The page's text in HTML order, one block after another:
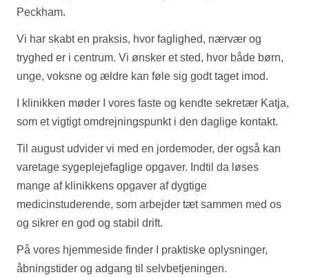
Peckham.
Vi har skabt en praksis, hvor faglighed, nærvær og
tryghed er i centrum. Vi ønsker et sted, hvor både børn,
unge, voksne og ældre kan føle sig godt taget imod.
I klinikken møder I vores faste og kendte sekretær Katja,
som et vigtigt omdrejningspunkt i den daglige kontakt.
Til august udvider vi med en jordemoder, der også kan
varetage sygeplejefaglige opgaver. Indtil da løses
mange af klinikkens opgaver af dygtige
medicinstuderende, som arbejder tæt sammen med os
og sikrer en god og stabil drift.
På vores hjemmeside finder I praktiske oplysninger,
åbningstider og adgang til selvbetjeningen.